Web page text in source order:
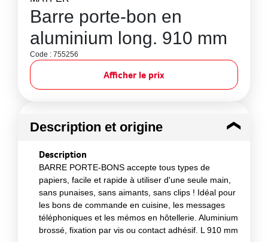
Barre porte-bon en
aluminium long. 910 mm
Code : 755256
Afficher le prix
Description et origine
Description
BARRE PORTE-BONS accepte tous types de
papiers, facile et rapide à utiliser d'une seule main,
sans punaises, sans aimants, sans clips ! Idéal pour
les bons de commande en cuisine, les messages
téléphoniques et les mémos en hôtellerie. Aluminium
brossé, fixation par vis ou contact adhésif. L 910 mm